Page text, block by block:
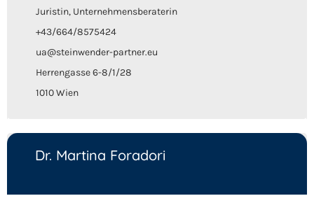
Juristin, Unternehmensberaterin
+43/664/8575424
ua@steinwender-partner.eu
Herrengasse 6-8/1/28
1010 Wien
Dr. Martina Foradori